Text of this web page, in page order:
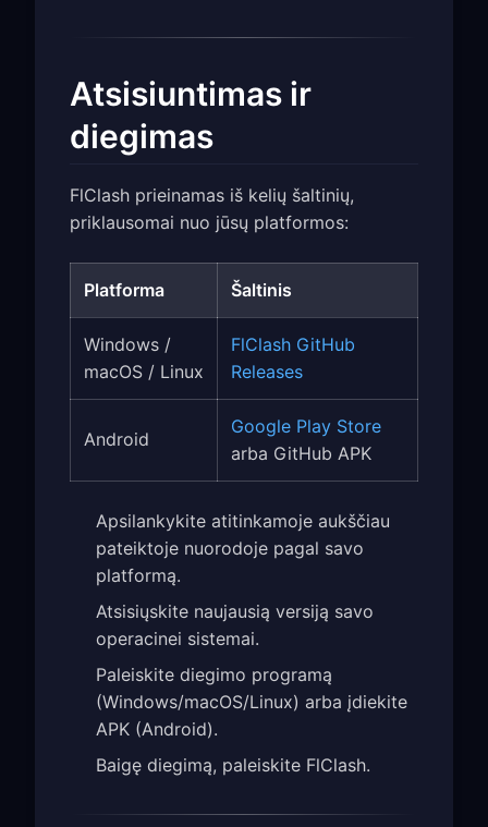
Atsisiuntimas ir
diegimas
FlClash prieinamas iš kelių šaltinių,
priklausomai nuo jūsų platformos:
Platforma Šaltinis
Windows /
macOS / Linux
FlClash GitHub
Releases
Android
Google Play Store
arba GitHub APK
Apsilankykite atitinkamoje aukščiau
pateiktoje nuorodoje pagal savo
platformą.
Atsisiųskite naujausią versiją savo
operacinei sistemai.
Paleiskite diegimo programą
(Windows/macOS/Linux) arba įdiekite
APK (Android).
Baigę diegimą, paleiskite FlClash.